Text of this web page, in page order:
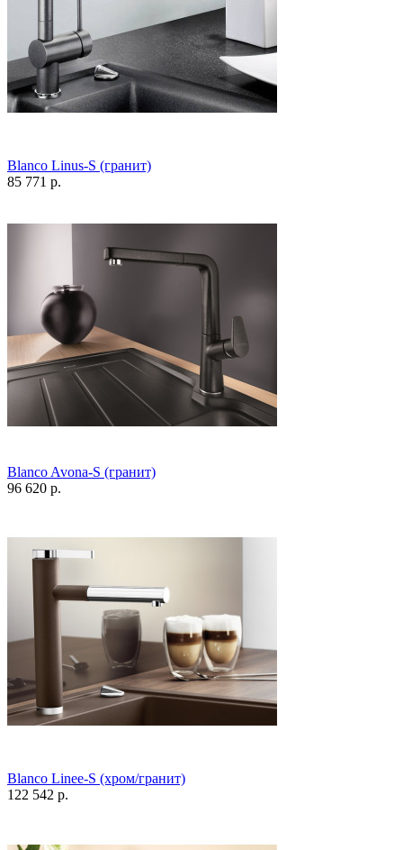
Blanco Linus-S (гранит)
85 771 р.
Blanco Avona-S (гранит)
96 620 р.
Blanco Linee-S (хром/гранит)
122 542 р.